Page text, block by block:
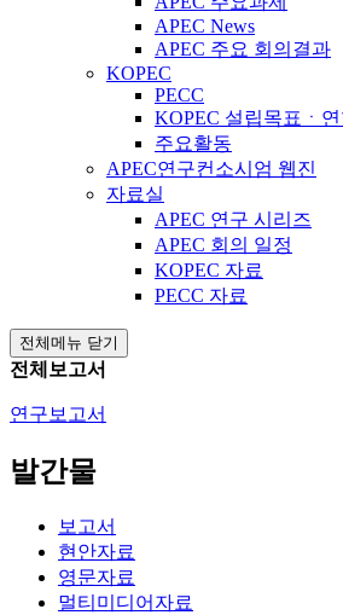
APEC News
APEC 주요 회의결과
KOPEC
PECC
KOPEC 설립목표ㆍ연
주요활동
APEC연구컨소시엄 웹진
자료실
APEC 연구 시리즈
APEC 회의 일정
KOPEC 자료
PECC 자료
전체메뉴 닫기
전체보고서
연구보고서
발간물
보고서
현안자료
영문자료
멀티미디어자료